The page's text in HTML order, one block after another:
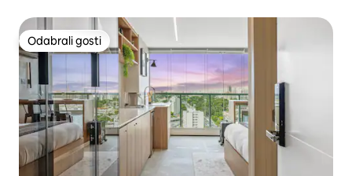
Odabrali gosti
Odabrali gosti